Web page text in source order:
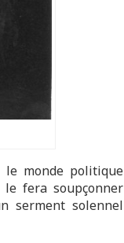
monde politique
le fera soupçonner
serment solennel